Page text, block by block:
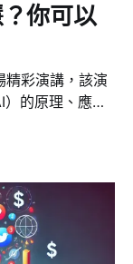
、回味，甚至
你可以
精彩演講，該演
）的原理、應
揭開了生成式
的核心原理，
基於「文字接
名模型為例，它